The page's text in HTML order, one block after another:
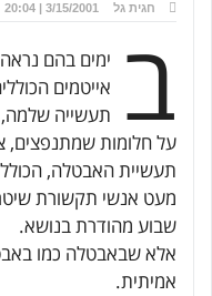
חגית גל 3/15/2001 | 20:04
ב
ימים בהם
אייטמים
תעשייה שלמה,
על חלומות שמתנפצים,
תעשיית האבטלה,
מעט אנשי תקשורת
שבוע מהודרת בנושא.
אלא שבאבטלה כמו
אמיתית.